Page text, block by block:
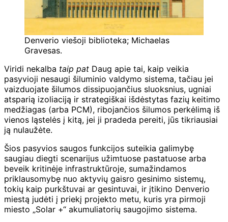
Denverio viešoji biblioteka; Michaelas
Gravesas.
Viridi nekalba taip pat Daug apie tai, kaip veikia
pasyvioji nesaugi šiluminio valdymo sistema, tačiau jei
vaizduojate šilumos dissipuojančius sluoksnius, ugniai
atsparią izoliaciją ir strategiškai išdėstytas fazių keitimo
medžiagas (arba PCM), ribojančios šilumos perkėlimą iš
vienos ląstelės į kitą, jei ji pradeda pereiti, jūs tikriausiai
ją nulaužėte.
Šios pasyvios saugos funkcijos suteikia galimybę
saugiau diegti scenarijus užimtuose pastatuose arba
beveik kritinėje infrastruktūroje, sumažindamos
priklausomybę nuo aktyvių gaisro gesinimo sistemų,
tokių kaip purkštuvai ar gesintuvai, ir įtikino Denverio
miestą judėti į priekį projekto metu, kuris yra pirmoji
miesto „Solar +“ akumuliatorių saugojimo sistema.